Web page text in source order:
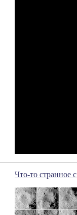
Что-то странное